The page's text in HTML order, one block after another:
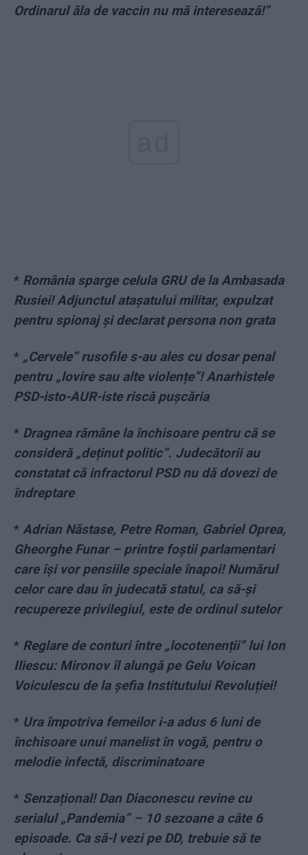
Ordinarul ăla de vaccin nu mă interesează!”
* România sparge celula GRU de la Ambasada
Rusiei! Adjunctul atașatului militar, expulzat
pentru spionaj și declarat persona non grata
* „Cervele” rusofile s-au ales cu dosar penal
pentru „lovire sau alte violențe”! Anarhistele
PSD-isto-AUR-iste riscă pușcăria
* Dragnea rămâne la închisoare pentru că se
consideră „deținut politic”. Judecătorii au
constatat că infractorul PSD nu dă dovezi de
îndreptare
* Adrian Năstase, Petre Roman, Gabriel Oprea,
Gheorghe Funar – printre foștii parlamentari
care își vor pensiile speciale înapoi! Numărul
celor care dau în judecată statul, ca să-și
recupereze privilegiul, este de ordinul sutelor
* Reglare de conturi între „locotenenții” lui Ion
Iliescu: Mironov îl alungă pe Gelu Voican
Voiculescu de la șefia Institutului Revoluției!
* Ura împotriva femeilor i-a adus 6 luni de
închisoare unui manelist în vogă, pentru o
melodie infectă, discriminatoare
* Senzațional! Dan Diaconescu revine cu
serialul „Pandemia” – 10 sezoane a câte 6
episoade. Ca să-l vezi pe DD, trebuie să te